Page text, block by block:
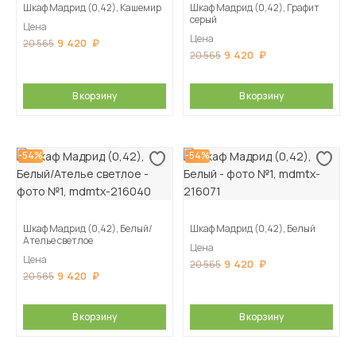
Шкаф Мадрид (0,42), Кашемир
Цена
20 565 9 420
В корзину
Шкаф Мадрид (0,42), Графит
серый
Цена
20 565 9 420
В корзину
-54%
Шкаф Мадрид (0,42), Белый/
Ателье светлое
Цена
20 565 9 420
В корзину
-54%
Шкаф Мадрид (0,42), Белый
Цена
20 565 9 420
В корзину